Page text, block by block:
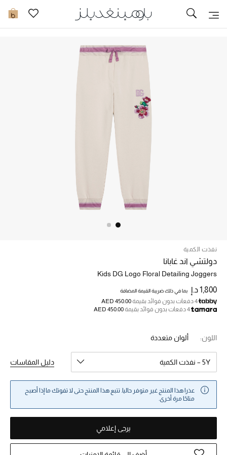
0 تخفيضات
خصم حتى 70%
تسوقوا الآن
ما وصلنا حديثاً
ما وصلنا حديثاً
الموسم الجديد
النساء
الحقائب النسائية
نفذت الكمية
دولتشي اند غابانا
Kids DG Logo Floral Detailing Joggers
1,800 د.إ بما في ذلك ضريبة القيمة المضافة
4 دفعات بدون فوائد بقيمة
AED 450.00
4 دفعات بدون فوائد بقيمة
AED 450.00
اللون: ألوان متعددة
5Y – نفذت الكمية دليل المقاسات
عذرا هذا المنتج غير متوفر حاليا. تتبع هذا المنتج حتى لا تفوتك ما إذا أصبح
متاحًا مرة أخرى.
يرجى إعلامي